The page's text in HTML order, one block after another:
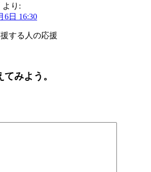
より:
6日 16:30
する人の応援
みよう。